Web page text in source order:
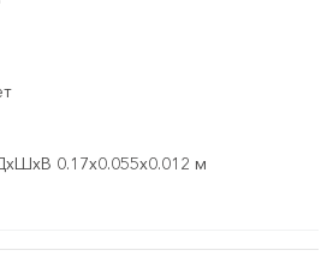
0.17x0.055x0.012 м